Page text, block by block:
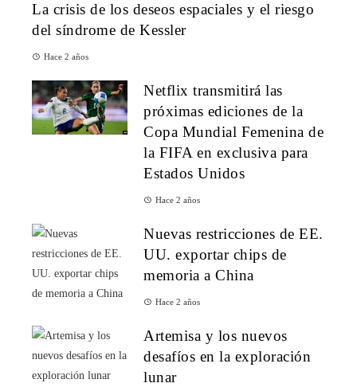
La crisis de los deseos espaciales y el riesgo
del síndrome de Kessler
Hace 2 años
Netflix transmitirá las
próximas ediciones de la
Copa Mundial Femenina de
la FIFA en exclusiva para
Estados Unidos
Hace 2 años
Nuevas restricciones de EE.
UU. exportar chips de
memoria a China
Hace 2 años
Artemisa y los nuevos
desafíos en la exploración
lunar